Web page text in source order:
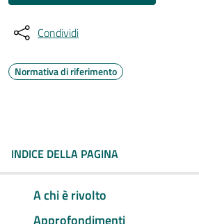
Condividi
Normativa di riferimento
INDICE DELLA PAGINA
A chi è rivolto
Approfondimenti